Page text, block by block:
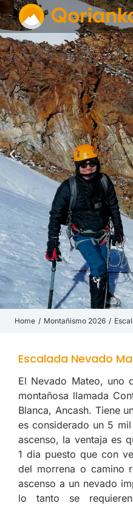
You are here:
Home Montañismo 2026
Escalada Nevado
El Nevado Mateo, uno
montañosa llamada
Blanca, Ancash. Tiene
es considerado un 5
ascenso, la ventaja es
1 dia puesto que con
del morrena o camino
ascenso a un nevado
lo tanto se